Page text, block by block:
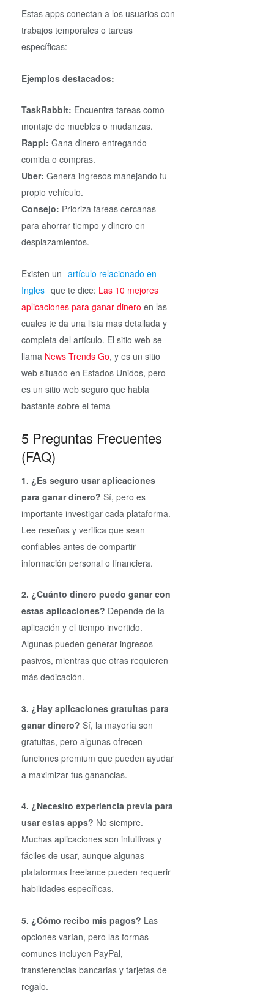
Estas apps conectan a los usuarios con
trabajos temporales o tareas
específicas:
Ejemplos destacados:
TaskRabbit: Encuentra tareas como
montaje de muebles o mudanzas.
Rappi: Gana dinero entregando
comida o compras.
Uber: Genera ingresos manejando tu
propio vehículo.
Consejo: Prioriza tareas cercanas
para ahorrar tiempo y dinero en
desplazamientos.
Existen un artículo relacionado en
Ingles que te dice: Las 10 mejores
aplicaciones para ganar dinero en las
cuales te da una lista mas detallada y
completa del artículo. El sitio web se
llama News Trends Go, y es un sitio
web situado en Estados Unidos, pero
es un sitio web seguro que habla
bastante sobre el tema
5 Preguntas Frecuentes
(FAQ)
1. ¿Es seguro usar aplicaciones
para ganar dinero? Sí, pero es
importante investigar cada plataforma.
Lee reseñas y verifica que sean
confiables antes de compartir
información personal o financiera.
2. ¿Cuánto dinero puedo ganar con
estas aplicaciones? Depende de la
aplicación y el tiempo invertido.
Algunas pueden generar ingresos
pasivos, mientras que otras requieren
más dedicación.
3. ¿Hay aplicaciones gratuitas para
ganar dinero? Sí, la mayoría son
gratuitas, pero algunas ofrecen
funciones premium que pueden ayudar
a maximizar tus ganancias.
4. ¿Necesito experiencia previa para
usar estas apps? No siempre.
Muchas aplicaciones son intuitivas y
fáciles de usar, aunque algunas
plataformas freelance pueden requerir
habilidades específicas.
5. ¿Cómo recibo mis pagos? Las
opciones varían, pero las formas
comunes incluyen PayPal,
transferencias bancarias y tarjetas de
regalo.